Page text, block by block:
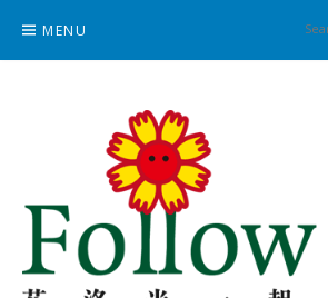
content
MENU